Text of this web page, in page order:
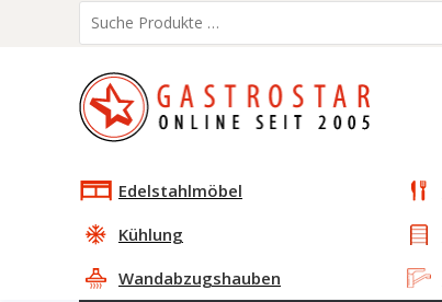
Edelstahlmöbel
Kühlung
Wandabzugshauben